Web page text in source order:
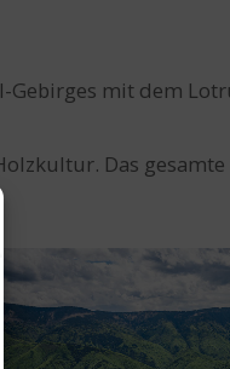
mit dem
Das gesamte